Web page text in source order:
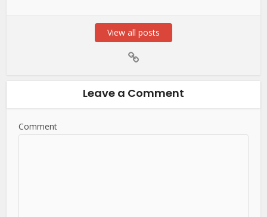
View all posts
Leave a Comment
Comment